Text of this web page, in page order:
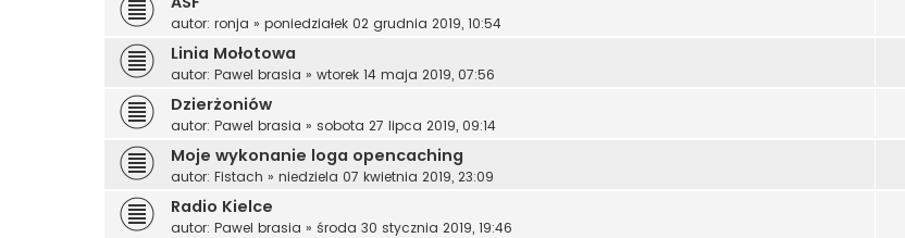
autor: ronja » poniedziałek 02 grudnia 2019, 10:54
Linia Mołotowa
autor: Pawel brasia » wtorek 14 maja 2019, 07:56
Dzierżoniów
autor: Pawel brasia » sobota 27 lipca 2019, 09:14
Moje wykonanie loga opencaching
autor: Fistach » niedziela 07 kwietnia 2019, 23:09
Radio Kielce
autor: Pawel brasia » środa 30 stycznia 2019, 19:46